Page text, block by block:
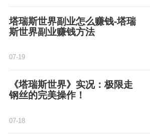
塔瑞斯世界副业怎么赚钱-塔瑞
斯世界副业赚钱方法
07-19
《塔瑞斯世界》实况：极限走
钢丝的完美操作！
07-18